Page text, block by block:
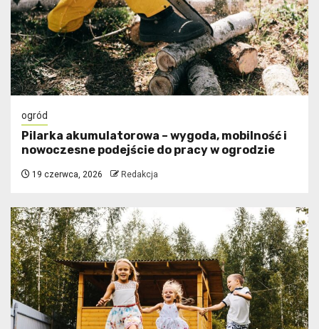
ogród
Pilarka akumulatorowa – wygoda, mobilność i
nowoczesne podejście do pracy w ogrodzie
19 czerwca, 2026 Redakcja